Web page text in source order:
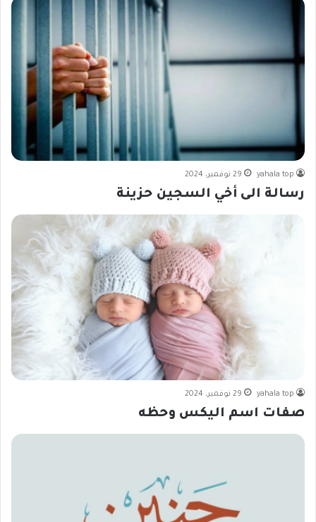
yahala top 29 نوفمبر، 2024
رسالة الى أخي السجين حزينة
yahala top 29 نوفمبر، 2024
صفات اسم اليكس وحظه